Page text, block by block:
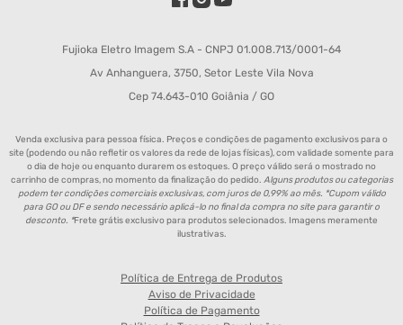
Fujioka Eletro Imagem S.A - CNPJ 01.008.713/0001-64
Av Anhanguera, 3750, Setor Leste Vila Nova
Cep 74.643-010 Goiânia / GO
Venda exclusiva para pessoa física. Preços e condições de pagamento exclusivos para o
site (podendo ou não refletir os valores da rede de lojas físicas), com validade somente para
o dia de hoje ou enquanto durarem os estoques. O preço válido será o mostrado no
carrinho de compras, no momento da finalização do pedido. Alguns produtos ou categorias
podem ter condições comerciais exclusivas, com juros de 0,99% ao mês. *Cupom válido
para GO ou DF e sendo necessário aplicá-lo no final da compra no site para garantir o
desconto. *Frete grátis exclusivo para produtos selecionados. Imagens meramente
ilustrativas.
Política de Entrega de Produtos
Aviso de Privacidade
Política de Pagamento